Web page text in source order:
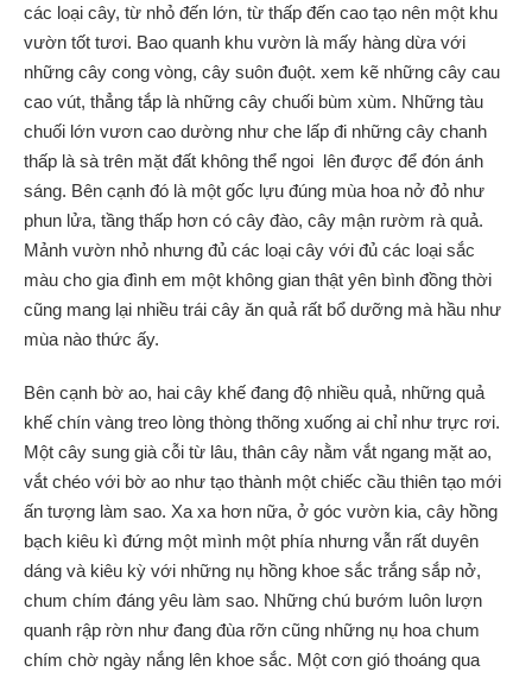
các loại cây, từ nhỏ đến lớn, từ thấp đến cao tạo nên một khu
vườn tốt tươi. Bao quanh khu vườn là mấy hàng dừa với
những cây cong vòng, cây suôn đuột. xem kẽ những cây cau
cao vút, thẳng tắp là những cây chuối bùm xùm. Những tàu
chuối lớn vươn cao dường như che lấp đi những cây chanh
thấp là sà trên mặt đất không thể ngoi lên được để đón ánh
sáng. Bên cạnh đó là một gốc lựu đúng mùa hoa nở đỏ như
phun lửa, tầng thấp hơn có cây đào, cây mận rườm rà quả.
Mảnh vườn nhỏ nhưng đủ các loại cây với đủ các loại sắc
màu cho gia đình em một không gian thật yên bình đồng thời
cũng mang lại nhiều trái cây ăn quả rất bổ dưỡng mà hầu như
mùa nào thức ấy.
Bên cạnh bờ ao, hai cây khế đang độ nhiều quả, những quả
khế chín vàng treo lòng thòng thõng xuống ai chỉ như trực rơi.
Một cây sung già cỗi từ lâu, thân cây nằm vắt ngang mặt ao,
vắt chéo với bờ ao như tạo thành một chiếc cầu thiên tạo mới
ấn tượng làm sao. Xa xa hơn nữa, ở góc vườn kia, cây hồng
bạch kiêu kì đứng một mình một phía nhưng vẫn rất duyên
dáng và kiêu kỳ với những nụ hồng khoe sắc trắng sắp nở,
chum chím đáng yêu làm sao. Những chú bướm luôn lượn
quanh rập rờn như đang đùa rỡn cũng những nụ hoa chum
chím chờ ngày nắng lên khoe sắc. Một cơn gió thoáng qua